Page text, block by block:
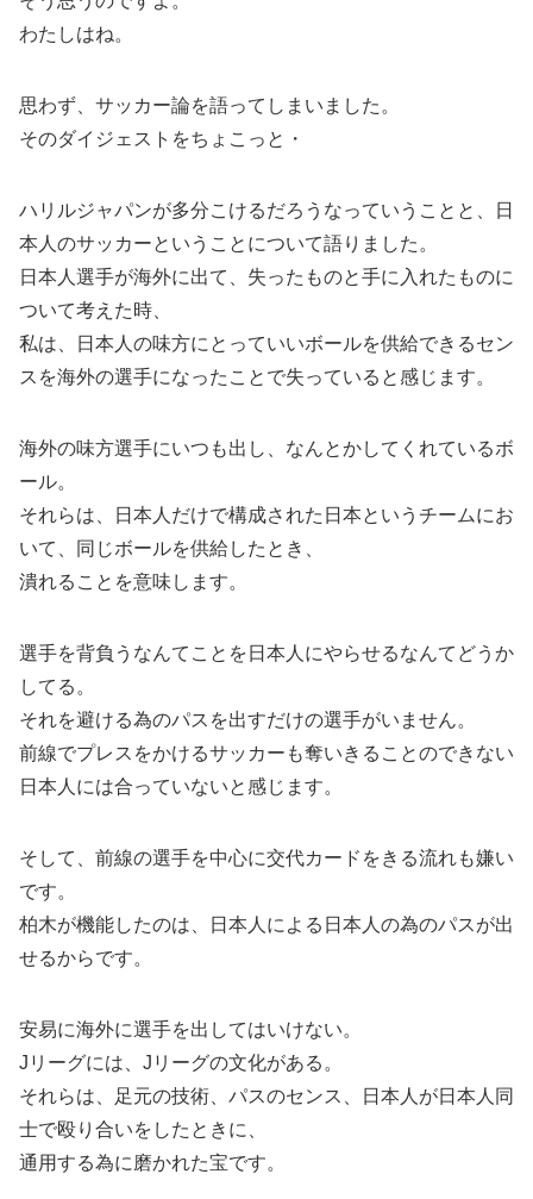
わたしはね。
思わず、サッカー論を語ってしまいました。
そのダイジェストをちょこっと・
ハリルジャパンが多分こけるだろうなっていうことと、日
本人のサッカーということについて語りました。
日本人選手が海外に出て、失ったものと手に入れたものに
ついて考えた時、
私は、日本人の味方にとっていいボールを供給できるセン
スを海外の選手になったことで失っていると感じます。
海外の味方選手にいつも出し、なんとかしてくれているボ
ール。
それらは、日本人だけで構成された日本というチームにお
いて、同じボールを供給したとき、
潰れることを意味します。
選手を背負うなんてことを日本人にやらせるなんてどうか
してる。
それを避ける為のパスを出すだけの選手がいません。
前線でプレスをかけるサッカーも奪いきることのできない
日本人には合っていないと感じます。
そして、前線の選手を中心に交代カードをきる流れも嫌い
です。
柏木が機能したのは、日本人による日本人の為のパスが出
せるからです。
安易に海外に選手を出してはいけない。
Jリーグには、Jリーグの文化がある。
それらは、足元の技術、パスのセンス、日本人が日本人同
士で殴り合いをしたときに、
通用する為に磨かれた宝です。